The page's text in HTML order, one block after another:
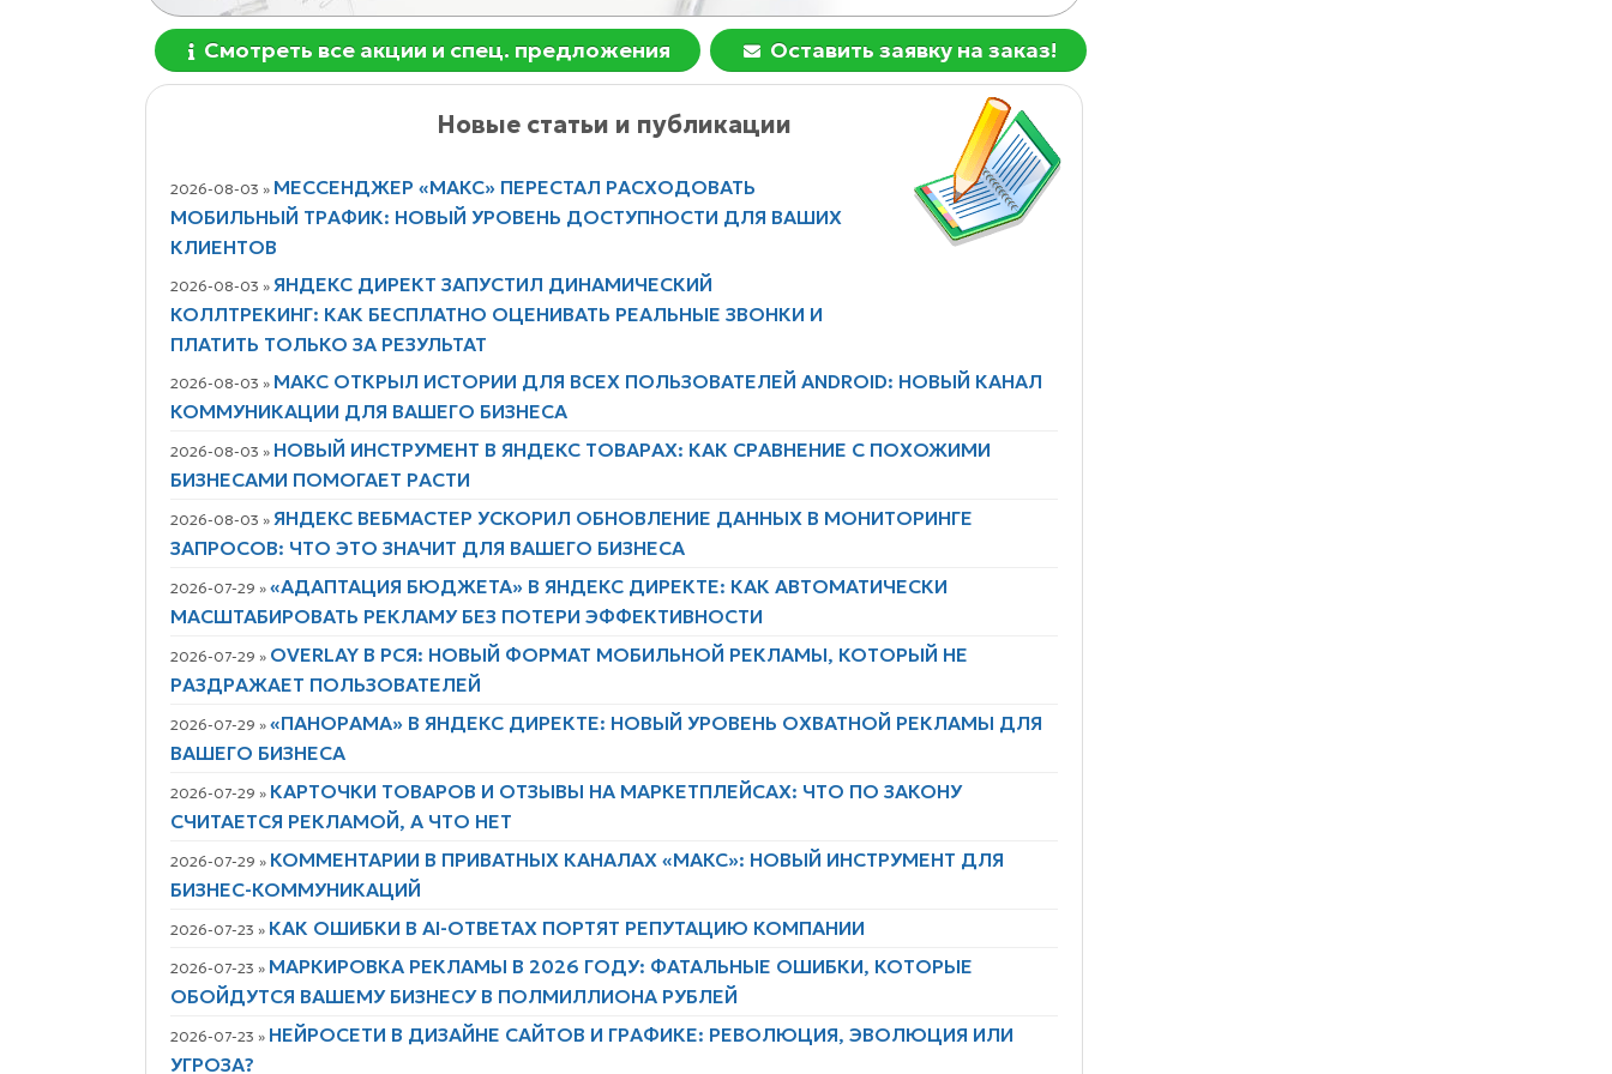
Смотреть все акции и спец. предложения Оставить заявку на заказ!
Новые статьи и публикации
2026-08-03 » МЕССЕНДЖЕР «МАКС» ПЕРЕСТАЛ РАСХОДОВАТЬ
МОБИЛЬНЫЙ ТРАФИК: НОВЫЙ УРОВЕНЬ ДОСТУПНОСТИ ДЛЯ ВАШИХ
КЛИЕНТОВ
2026-08-03 » ЯНДЕКС ДИРЕКТ ЗАПУСТИЛ ДИНАМИЧЕСКИЙ
КОЛЛТРЕКИНГ: КАК БЕСПЛАТНО ОЦЕНИВАТЬ РЕАЛЬНЫЕ ЗВОНКИ И
ПЛАТИТЬ ТОЛЬКО ЗА РЕЗУЛЬТАТ
2026-08-03 » МАКС ОТКРЫЛ ИСТОРИИ ДЛЯ ВСЕХ ПОЛЬЗОВАТЕЛЕЙ ANDROID: НОВЫЙ КАНАЛ
КОММУНИКАЦИИ ДЛЯ ВАШЕГО БИЗНЕСА
2026-08-03 » НОВЫЙ ИНСТРУМЕНТ В ЯНДЕКС ТОВАРАХ: КАК СРАВНЕНИЕ С ПОХОЖИМИ
БИЗНЕСАМИ ПОМОГАЕТ РАСТИ
2026-08-03 » ЯНДЕКС ВЕБМАСТЕР УСКОРИЛ ОБНОВЛЕНИЕ ДАННЫХ В МОНИТОРИНГЕ
ЗАПРОСОВ: ЧТО ЭТО ЗНАЧИТ ДЛЯ ВАШЕГО БИЗНЕСА
2026-07-29 » «АДАПТАЦИЯ БЮДЖЕТА» В ЯНДЕКС ДИРЕКТЕ: КАК АВТОМАТИЧЕСКИ
МАСШТАБИРОВАТЬ РЕКЛАМУ БЕЗ ПОТЕРИ ЭФФЕКТИВНОСТИ
2026-07-29 » OVERLAY В РСЯ: НОВЫЙ ФОРМАТ МОБИЛЬНОЙ РЕКЛАМЫ, КОТОРЫЙ НЕ
РАЗДРАЖАЕТ ПОЛЬЗОВАТЕЛЕЙ
2026-07-29 » «ПАНОРАМА» В ЯНДЕКС ДИРЕКТЕ: НОВЫЙ УРОВЕНЬ ОХВАТНОЙ РЕКЛАМЫ ДЛЯ
ВАШЕГО БИЗНЕСА
2026-07-29 » КАРТОЧКИ ТОВАРОВ И ОТЗЫВЫ НА МАРКЕТПЛЕЙСАХ: ЧТО ПО ЗАКОНУ
СЧИТАЕТСЯ РЕКЛАМОЙ, А ЧТО НЕТ
2026-07-29 » КОММЕНТАРИИ В ПРИВАТНЫХ КАНАЛАХ «МАКС»: НОВЫЙ ИНСТРУМЕНТ ДЛЯ
БИЗНЕС-КОММУНИКАЦИЙ
2026-07-23 » КАК ОШИБКИ В AI-ОТВЕТАХ ПОРТЯТ РЕПУТАЦИЮ КОМПАНИИ
2026-07-23 » МАРКИРОВКА РЕКЛАМЫ В 2026 ГОДУ: ФАТАЛЬНЫЕ ОШИБКИ, КОТОРЫЕ
ОБОЙДУТСЯ ВАШЕМУ БИЗНЕСУ В ПОЛМИЛЛИОНА РУБЛЕЙ
2026-07-23 » НЕЙРОСЕТИ В ДИЗАЙНЕ САЙТОВ И ГРАФИКЕ: РЕВОЛЮЦИЯ, ЭВОЛЮЦИЯ ИЛИ
УГРОЗА?